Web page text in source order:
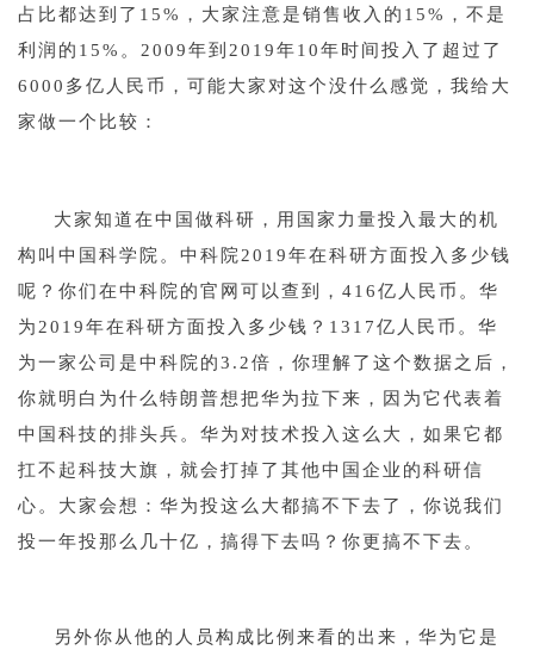
占比都达到了15%，大家注意是销售收入的15%，不是
利润的15%。2009年到2019年10年时间投入了超过了
6000多亿人民币，可能大家对这个没什么感觉，我给大
家做一个比较：
大家知道在中国做科研，用国家力量投入最大的机
构叫中国科学院。中科院2019年在科研方面投入多少钱
呢？你们在中科院的官网可以查到，416亿人民币。华
为2019年在科研方面投入多少钱？1317亿人民币。华
为一家公司是中科院的3.2倍，你理解了这个数据之后，
你就明白为什么特朗普想把华为拉下来，因为它代表着
中国科技的排头兵。华为对技术投入这么大，如果它都
扛不起科技大旗，就会打掉了其他中国企业的科研信
心。 大家会想：华为投这么大都搞不下去了，你说我们
投一年投那么几十亿，搞得下去吗？你更搞不下去。
另外你从他的人员构成比例来看的出来，华为它是